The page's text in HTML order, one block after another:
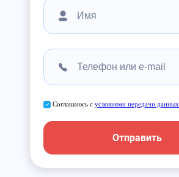
Соглашаюсь с условиями передачи данных
Отправить